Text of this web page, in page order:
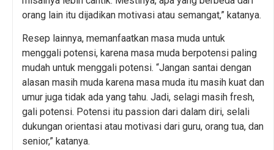
orang lain itu dijadikan motivasi atau semangat,” katanya.
Resep lainnya, memanfaatkan masa muda untuk
menggali potensi, karena masa muda berpotensi paling
mudah untuk menggali potensi. “Jangan santai dengan
alasan masih muda karena masa muda itu masih kuat dan
umur juga tidak ada yang tahu. Jadi, selagi masih fresh,
gali potensi. Potensi itu passion dari dalam diri, selali
dukungan orientasi atau motivasi dari guru, orang tua, dan
senior,” katanya.